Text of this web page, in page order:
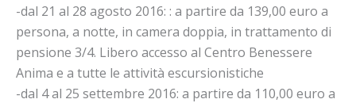
-dal 21 al 28 agosto 2016: : a partire da 139,00 euro a
persona, a notte, in camera doppia, in trattamento di
pensione 3/4. Libero accesso al Centro Benessere
Anima e a tutte le attività escursionistiche
-dal 4 al 25 settembre 2016: a partire da 110,00 euro a